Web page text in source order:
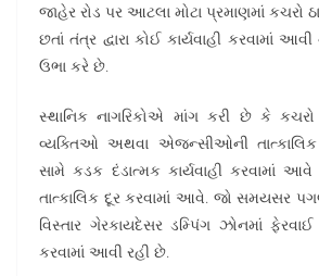
જાહેર રોડ પર આટલા મોટા પ્રમાણમાં કચરો
છતાં તંત્ર દ્વારા કોઈ કાર્યવાહી કરવામાં
ઉભા કરે છે.
સ્થાનિક નાગરિકોએ માંગ કરી છે કે કચરો
વ્યક્તિઓ અથવા એજન્સીઓની
સામે કડક દંડાત્મક કાર્યવાહી કરવામાં
તાત્કાલિક દૂર કરવામાં આવે. જો સમયસર
વિસ્તાર ગેરકાયદેસર ડમ્પિંગ ઝોનમાં
કરવામાં આવી રહી છે.